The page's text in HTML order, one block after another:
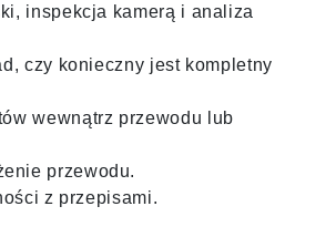
inspekcja kamerą i analiza
czy konieczny jest kompletny
wewnątrz przewodu lub
przewodu.
z przepisami.